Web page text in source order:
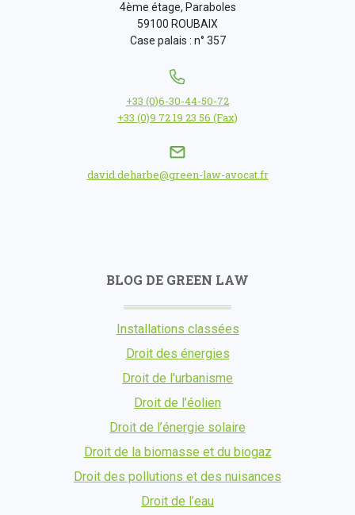
4ème étage, Paraboles
59100 ROUBAIX
Case palais : n° 357
+33 (0)6-30-44-50-72
+33 (0)9 72 19 23 56 (Fax)
david.deharbe@green-law-avocat.fr
BLOG DE GREEN LAW
Installations classées
Droit des énergies
Droit de l'urbanisme
Droit de l’éolien
Droit de l’énergie solaire
Droit de la biomasse et du biogaz
Droit des pollutions et des nuisances
Droit de l’eau